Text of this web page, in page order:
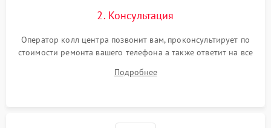
2. Консультация
Оператор колл центра позвонит вам, проконсультирует по
стоимости ремонта вашего телефона а также ответит на все
Подробнее